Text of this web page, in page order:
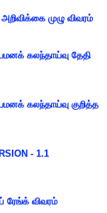
முழு விவரம்
கலந்தாய்வு தேதி
கலந்தாய்வு குறித்த
- 1.1
ரேங்க் விவரம்